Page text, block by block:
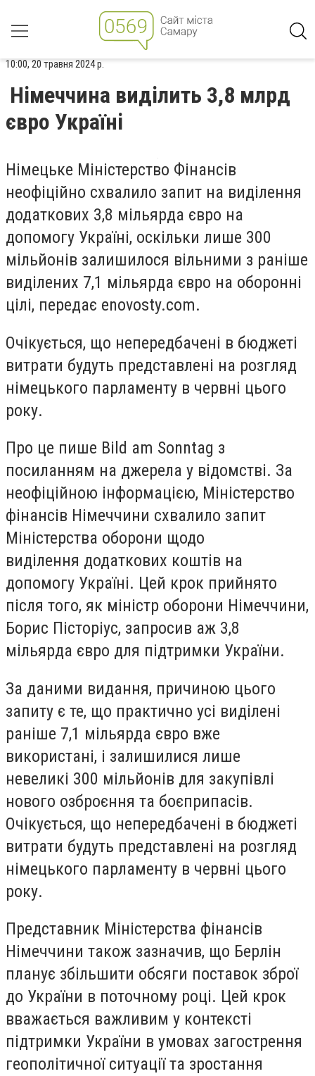
10:00, 20 травня 2024 р.
Німеччина виділить 3,8 млрд
євро Україні
Німецьке Міністерство Фінансів
неофіційно схвалило запит на виділення
додаткових 3,8 мільярда євро на
допомогу Україні, оскільки лише 300
мільйонів залишилося вільними з раніше
виділених 7,1 мільярда євро на оборонні
цілі, передає enovosty.com.
Очікується, що непередбачені в бюджеті
витрати будуть представлені на розгляд
німецького парламенту в червні цього
року.
Про це пише Bild am Sonntag з
посиланням на джерела у відомстві. За
неофіційною інформацією, Міністерство
фінансів Німеччини схвалило запит
Міністерства оборони щодо
виділення додаткових коштів на
допомогу Україні. Цей крок прийнято
після того, як міністр оборони Німеччини,
Борис Пісторіус, запросив аж 3,8
мільярда євро для підтримки України.
За даними видання, причиною цього
запиту є те, що практично усі виділені
раніше 7,1 мільярда євро вже
використані, і залишилися лише
невеликі 300 мільйонів для закупівлі
нового озброєння та боєприпасів.
Очікується, що непередбачені в бюджеті
витрати будуть представлені на розгляд
німецького парламенту в червні цього
року.
Представник Міністерства фінансів
Німеччини також зазначив, що Берлін
планує збільшити обсяги поставок зброї
до України в поточному році. Цей крок
вважається важливим у контексті
підтримки України в умовах загострення
геополітичної ситуації та зростання